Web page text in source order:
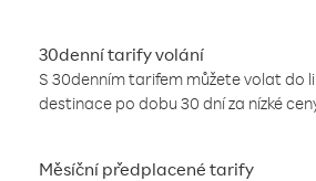
30denní tarify volání
S 30denním tarifem můžete volat do
destinace po dobu 30 dní za nízké
Měsíční předplacené tarify